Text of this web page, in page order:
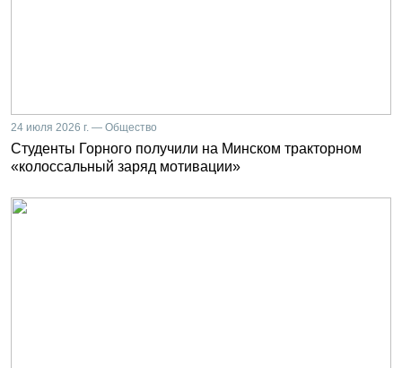
24 июля 2026 г. — Общество
Студенты Горного получили на Минском тракторном
«колоссальный заряд мотивации»